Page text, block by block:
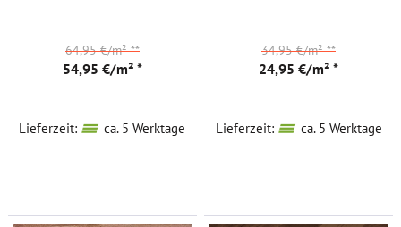
54,95 €/m² *
64,95 €/m²**
Lieferzeit: ca. 5 Werktage
24,95 €/m² *
34,95 €/m²**
Lieferzeit: ca. 5 Werktage